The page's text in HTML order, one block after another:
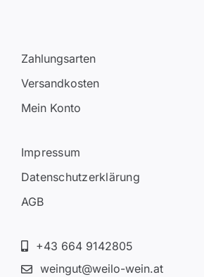
Zahlungsarten
Versandkosten
Mein Konto
Impressum
Datenschutzerklärung
AGB
+43 664 9142805
weingut@weilo-wein.at